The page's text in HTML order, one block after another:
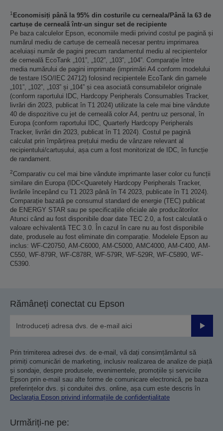
1 Economisiți până la 95% din costurile cu cerneala/Până la 63 de
cartușe de cerneală într-un singur set de recipiente
Pe baza calculelor Epson, economiile medii privind costul pe pagină și
numărul mediu de cartușe de cerneală necesar pentru imprimarea
aceluiași număr de pagini precum randamentul mediu al recipientelor
de cerneală EcoTank „101”, „102”, „103”, „104”. Comparație între
media numărului de pagini imprimate (imprimări A4 conform modelului
de testare ISO/IEC 24712) folosind recipientele EcoTank din gamele
„101”, „102”, „103” și „104” și cea asociată consumabilelor originale
(conform raportului IDC, Hardcopy Peripherals Consumables Tracker,
livrări din 2023, publicat în T1 2024) utilizate la cele mai bine vândute
40 de dispozitive cu jet de cerneală color A4, pentru uz personal, în
Europa (conform raportului IDC, Quarterly Hardcopy Peripherals
Tracker, livrări din 2023, publicat în T1 2024). Costul pe pagină
calculat prin împărțirea prețului mediu de vânzare relevant al
recipientului/cartușului, așa cum a fost monitorizat de IDC, în funcție
de randament.
2Comparativ cu cel mai bine vândute imprimante laser color cu funcții
similare din Europa (IDC<Quaretely Hardcopy Peripherals Tracker,
livrările începând cu T1 2023 până în T4 2023, publicate în T1 2024).
Comparație bazată pe consumul standard de energie (TEC) publicat
de ENERGY STAR sau pe specificațiile oficiale ale producătorilor.
Atunci când au fost disponibile doar date TEC 2.0, a fost calculată o
valoare echivalentă TEC 3.0. În cazul în care nu au fost disponibile
date, produsele au fost eliminate din comparație. Modelele Epson au
inclus: WF-C20750, AM-C6000, AM-C5000, AMC4000, AM-C400, AM-
C550, WF-879R, WF-C878R, WF-579R, WF-529R, WF-C5890, WF-
C5390.
Rămâneți conectat cu Epson
Prin trimiterea adresei dvs. de e-mail, vă dați consimțământul să
primiți comunicări de marketing, inclusiv realizarea de analize de piață
și sondaje, despre produsele, evenimentele, promoțiile și serviciile
Epson prin e-mail sau alte forme de comunicare electronică, pe baza
preferințelor dvs. și conduitei dvs. online, așa cum este descris în
Declarația Epson privind informațiile de confidențialitate
Urmăriți-ne pe: